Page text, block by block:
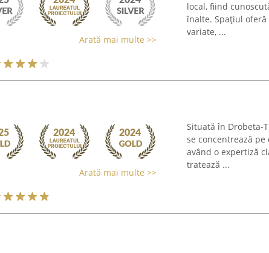
Arată mai multe >>
local, fiind
înalte. Spațiul
variate, ...
Arată mai multe >>
Situată în Drobeta-
se concentrează
având o expertiză
tratează ...